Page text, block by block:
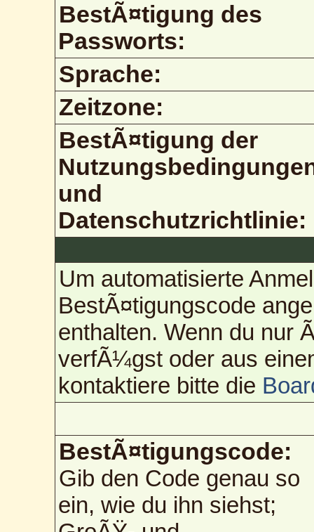
BestÃ¤tigung des
Passworts:
Sprache:
Zeitzone:
BestÃ¤tigung der
und
Datenschutzrichtlinie:
Um automatisierte
BestÃ¤tigungscode
enthalten. Wenn du nur
verfÃ¼gst oder aus
kontaktiere bitte die
BestÃ¤tigungscode:
Gib den Code genau so
ein, wie du ihn siehst;